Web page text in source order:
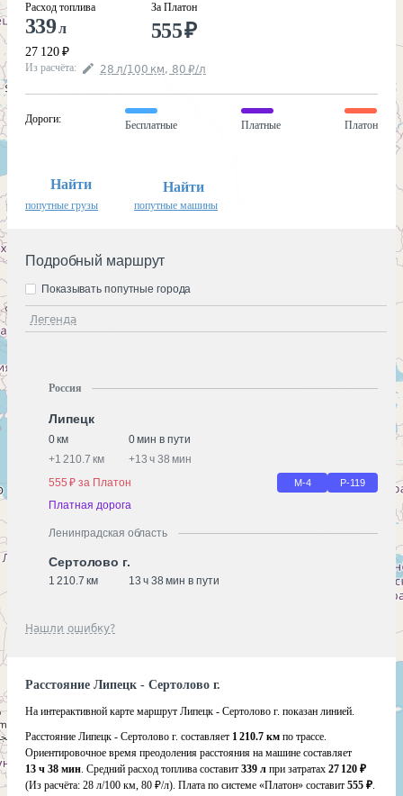
Расход топлива
339л
27 120 ₽
За Платон
555₽
Из расчёта: 28 л/100 км, 80 ₽/л
Дороги:
Бесплатные Платные Платон
Найти
попутные грузы
Найти
попутные машины
Подробный маршрут
Легенда
Показывать попутные города
Россия
Липецк
0 км
0 мин в пути
+1 210.7 км +13 ч 38 мин
555 ₽ за Платон
М-4 Р-119
Платная дорога
Ленинградская область
Сертолово г.
1 210.7 км 13 ч 38 мин в пути
Нашли ошибку?
Расстояние Липецк - Сертолово г.
На интерактивной карте маршрут Липецк - Сертолово г. показан линией.
Расстояние Липецк - Сертолово г. составляет 1 210.7 км по трассе.
Ориентировочное время преодоления расстояния на машине составляет
13 ч 38 мин. Средний расход топлива составит 339 л при затратах 27 120 ₽
(Из расчёта: 28 л/100 км, 80 ₽/л). Плата по системе «Платон» составит 555 ₽.